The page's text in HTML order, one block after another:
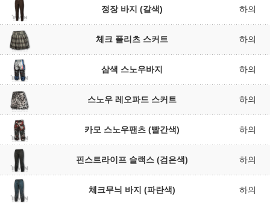
정장 바지 (갈색) 하의
체크 플리츠 스커트 하의
삼색 스노우바지 하의
스노우 레오파드 스커트 하의
카모 스노우팬츠 (빨간색) 하의
핀스트라이프 슬랙스 (검은색) 하의
체크무늬 바지 (파란색) 하의